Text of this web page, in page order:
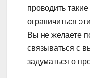
проводить
ограничиться
Вы не желаете
связываться с
задуматься о